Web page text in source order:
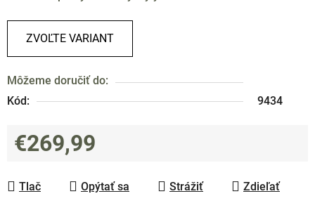
ZVOĽTE VARIANT
Môžeme doručiť do:
Kód:
9434
€269,99
Tlač
Opýtať sa Strážiť Zdieľať